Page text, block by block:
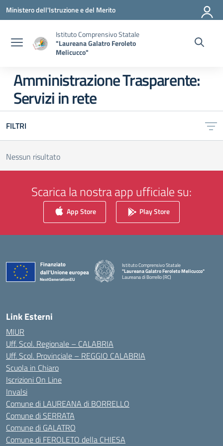
Vai ai contenuti
Vai al menu di navigazione
Vai al footer
Ministero dell'Istruzione e del Merito
Istituto Comprensivo Statale
"Laureana Galatro Feroleto
Melicucco"
Amministrazione Trasparente:
Servizi in rete
FILTRI
Nessun risultato
Scarica la nostra app ufficiale su:
App Store Play Store
Istituto Comprensivo Statale
"Laureana Galatro Feroleto Melicucco"
Laureana di Borrello (RC)
Link Esterni
MIUR
Uff. Scol. Regionale – CALABRIA
Uff. Scol. Provinciale – REGGIO CALABRIA
Scuola in Chiaro
Iscrizioni On Line
Invalsi
Comune di LAUREANA di BORRELLO
Comune di SERRATA
Comune di GALATRO
Comune di FEROLETO della CHIESA